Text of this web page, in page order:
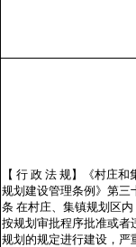
【 行 政 法 规】《村庄和
规划建设管理条例》第三
条 在村庄、集镇规划区内
按规划审批程序批准或者
规划的规定进行建设，严